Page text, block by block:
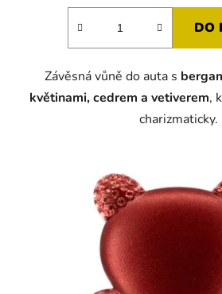
5,0
DO
Závěsná vůně do auta s
květinami, cedrem a vetiverem,
charizmaticky.